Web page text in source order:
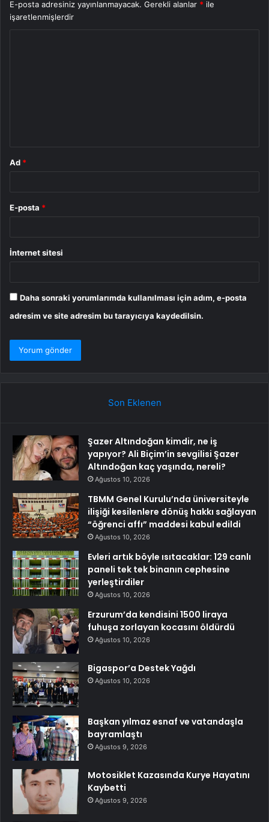
E-posta adresiniz yayınlanmayacak. Gerekli alanlar * ile
işaretlenmişlerdir
Ad *
E-posta *
İnternet sitesi
Daha sonraki yorumlarımda kullanılması için adım, e-posta
adresim ve site adresim bu tarayıcıya kaydedilsin.
Son Eklenen
Şazer Altındoğan kimdir, ne iş
yapıyor? Ali Biçim’in sevgilisi Şazer
Altındoğan kaç yaşında, nereli?
Ağustos 10, 2026
TBMM Genel Kurulu’nda üniversiteyle
ilişiği kesilenlere dönüş hakkı sağlayan
“öğrenci affı” maddesi kabul edildi
Ağustos 10, 2026
Evleri artık böyle ısıtacaklar: 129 canlı
paneli tek tek binanın cephesine
yerleştirdiler
Ağustos 10, 2026
Erzurum’da kendisini 1500 liraya
fuhuşa zorlayan kocasını öldürdü
Ağustos 10, 2026
Bigaspor’a Destek Yağdı
Ağustos 10, 2026
Başkan yılmaz esnaf ve vatandaşla
bayramlaştı
Ağustos 9, 2026
Motosiklet Kazasında Kurye Hayatını
Kaybetti
Ağustos 9, 2026